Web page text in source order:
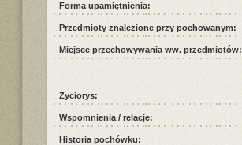
Forma upamiętnienia:
Przedmioty znalezione przy pochowanym:
Miejsce przechowywania ww. przedmiotów:
Życiorys:
Wspomnienia / relacje:
Historia pochówku: